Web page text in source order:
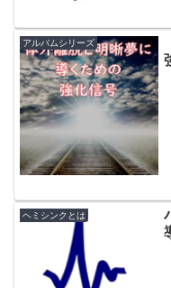
アルバムシリーズ
ヘミシンクとは